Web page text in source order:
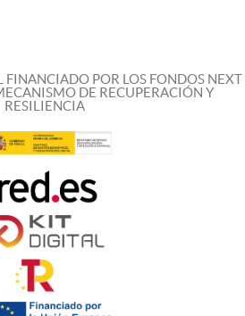
POR LOS FONDOS NEXT
DE RECUPERACIÓN Y
RESILIENCIA